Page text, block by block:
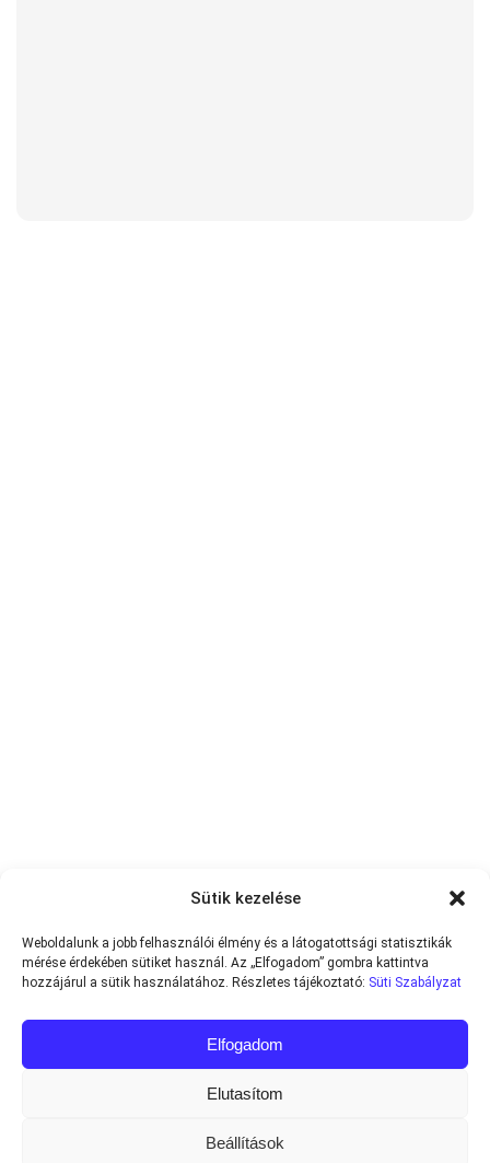
Sütik kezelése
Weboldalunk a jobb felhasználói élmény és a látogatottsági statisztikák
mérése érdekében sütiket használ. Az „Elfogadom” gombra kattintva
hozzájárul a sütik használatához. Részletes tájékoztató: Süti Szabályzat
Elfogadom
Elutasítom
Beállítások
Minden jog fenntartva © 2013-2026Teniszvilag.com